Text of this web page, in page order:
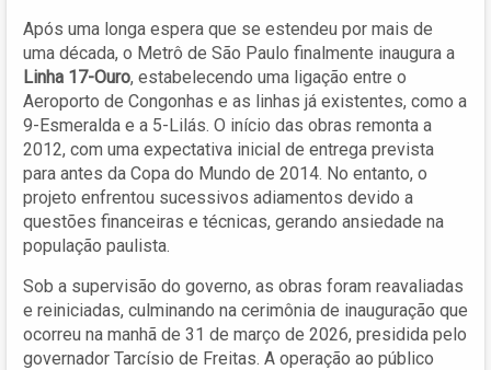
Após uma longa espera que se estendeu por mais de
uma década, o Metrô de São Paulo finalmente inaugura a
Linha 17-Ouro, estabelecendo uma ligação entre o
Aeroporto de Congonhas e as linhas já existentes, como a
9-Esmeralda e a 5-Lilás. O início das obras remonta a
2012, com uma expectativa inicial de entrega prevista
para antes da Copa do Mundo de 2014. No entanto, o
projeto enfrentou sucessivos adiamentos devido a
questões financeiras e técnicas, gerando ansiedade na
população paulista.
Sob a supervisão do governo, as obras foram reavaliadas
e reiniciadas, culminando na cerimônia de inauguração que
ocorreu na manhã de 31 de março de 2026, presidida pelo
governador Tarcísio de Freitas. A operação ao público